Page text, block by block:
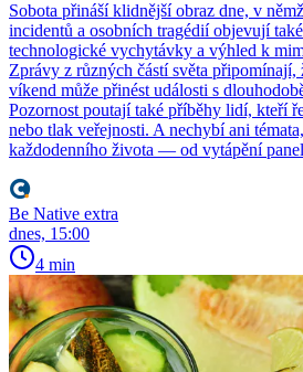
Sobota přináší klidnější obraz dne, v
incidentů a osobních tragédií objevují
technologické vychytávky a výhled k
Zprávy z různých částí světa
víkend může přinést události s
Pozornost poutají také příběhy lidí, kteří
nebo tlak veřejnosti. A nechybí ani
každodenního života — od vytápění
Be Native extra
dnes, 15:00
4 min